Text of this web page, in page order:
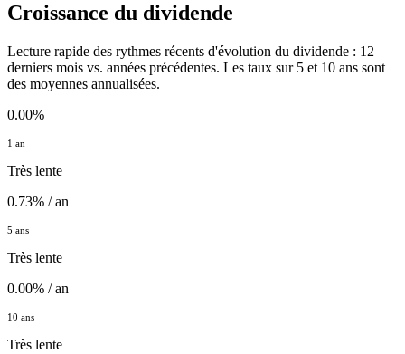
Croissance du dividende
Lecture rapide des rythmes récents d'évolution du dividende : 12
derniers mois vs. années précédentes. Les taux sur 5 et 10 ans sont
des moyennes annualisées.
0.00%
1 an
Très lente
0.73% / an
5 ans
Très lente
0.00% / an
10 ans
Très lente